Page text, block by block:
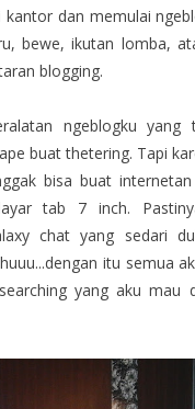
kantor dan memulai
bewe, ikutan lomba,
blogging.
ngeblogku yang
buat thetering. Tapi
bisa buat
tab 7 inch.
chat yang sedari
itu semua
yang aku mau